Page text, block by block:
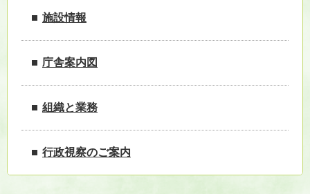
施設情報
庁舎案内図
組織と業務
行政視察のご案内